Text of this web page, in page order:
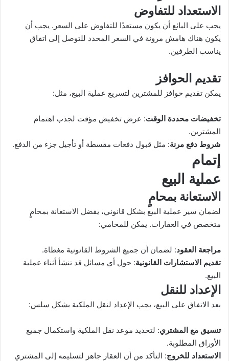
الاستعداد للتفاوض
يجب على البائع أن يكون مستعدًا للتفاوض على السعر. يجب أن
يكون هناك هامش مرونة في السعر المحدد للتوصل إلى اتفاق
يناسب الطرفين.
تقديم الحوافز
يمكن تقديم حوافز للمشترين لتسريع عملية البيع، مثل:
تخفيضات محددة الوقت: عرض تخفيض مؤقت لجذب اهتمام
المشترين.
شروط دفع مرنة: مثل قبول دفعات مقسطة أو تأجيل جزء من الدفع.
إتمام
عملية البيع
الاستعانة بمحامٍ
لضمان سير عملية البيع بشكل قانوني، يفضل الاستعانة بمحامٍ
متخصص في العقارات. يمكن للمحامي:
مراجعة العقود: لضمان أن جميع الشروط القانونية مغطاة.
تقديم الاستشارات القانونية: حول أي مسائل قد تنشأ أثناء عملية
البيع.
الإعداد للنقل
بعد الاتفاق على البيع، يجب الإعداد لنقل الملكية بشكل سلس:
تنسيق مع المشتري: لتحديد موعد نقل الملكية واستكمال جميع
الأوراق المطلوبة.
الاستعداد للخروج: التأكد من أن العقار جاهز لتسليمه إلى المشتري